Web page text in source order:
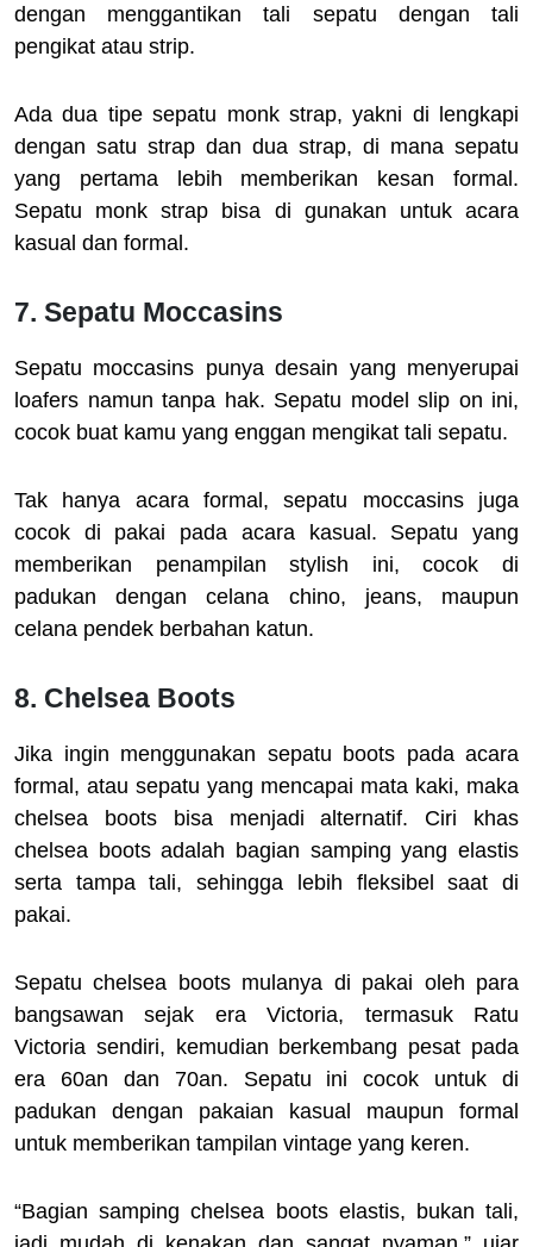
dengan menggantikan tali sepatu dengan tali
pengikat atau strip.
Ada dua tipe sepatu monk strap, yakni di lengkapi
dengan satu strap dan dua strap, di mana sepatu
yang pertama lebih memberikan kesan formal.
Sepatu monk strap bisa di gunakan untuk acara
kasual dan formal.
7. Sepatu Moccasins
Sepatu moccasins punya desain yang menyerupai
loafers namun tanpa hak. Sepatu model slip on ini,
cocok buat kamu yang enggan mengikat tali sepatu.
Tak hanya acara formal, sepatu moccasins juga
cocok di pakai pada acara kasual. Sepatu yang
memberikan penampilan stylish ini, cocok di
padukan dengan celana chino, jeans, maupun
celana pendek berbahan katun.
8. Chelsea Boots
Jika ingin menggunakan sepatu boots pada acara
formal, atau sepatu yang mencapai mata kaki, maka
chelsea boots bisa menjadi alternatif. Ciri khas
chelsea boots adalah bagian samping yang elastis
serta tampa tali, sehingga lebih fleksibel saat di
pakai.
Sepatu chelsea boots mulanya di pakai oleh para
bangsawan sejak era Victoria, termasuk Ratu
Victoria sendiri, kemudian berkembang pesat pada
era 60an dan 70an. Sepatu ini cocok untuk di
padukan dengan pakaian kasual maupun formal
untuk memberikan tampilan vintage yang keren.
“Bagian samping chelsea boots elastis, bukan tali,